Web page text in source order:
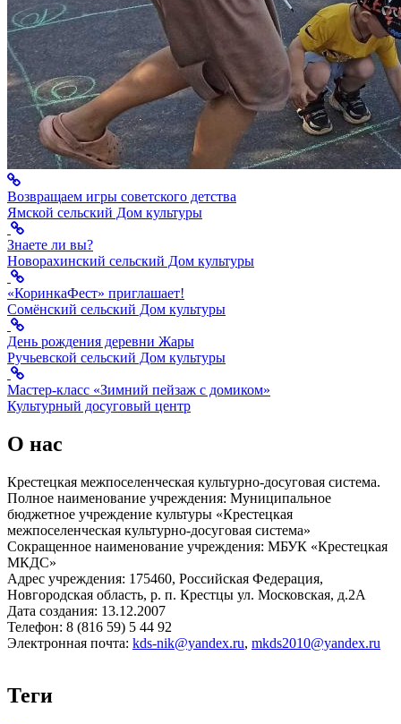
Возвращаем игры советского детства
Ямской сельский Дом культуры
Знаете ли вы?
Новорахинский сельский Дом культуры
«КоринкаФест» приглашает!
Сомёнский сельский Дом культуры
День рождения деревни Жары
Ручьевской сельский Дом культуры
Мастер-класс «Зимний пейзаж с домиком»
Культурный досуговый центр
О нас
Крестецкая межпоселенческая культурно-досуговая система.
Полное наименование учреждения: Муниципальное
бюджетное учреждение культуры «Крестецкая
межпоселенческая культурно-досуговая система»
Сокращенное наименование учреждения: МБУК «Крестецкая
МКДС»
Адрес учреждения: 175460, Российская Федерация,
Новгородская область, р. п. Крестцы ул. Московская, д.2А
Дата создания: 13.12.2007
Телефон: 8 (816 59) 5 44 92
Электронная почта: kds-nik@yandex.ru, mkds2010@yandex.ru
Теги